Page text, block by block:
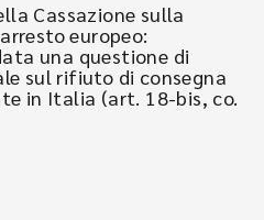
Cassazione sulla
europeo:
una questione di
sul rifiuto di consegna
in Italia (art. 18-bis, co.